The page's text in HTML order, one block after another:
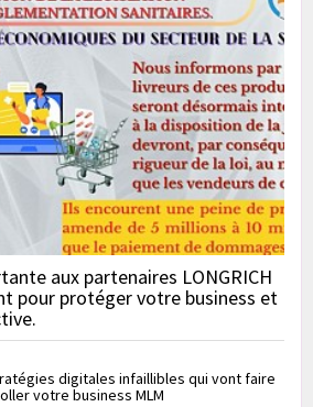
aux partenaires LONGRICH
pour protéger votre business et
digitales infaillibles qui vont faire
votre business MLM